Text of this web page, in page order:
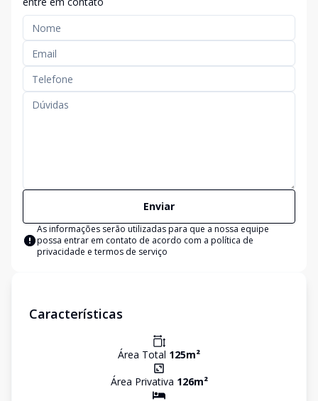
Enviar
As informações serão utilizadas para que a nossa equipe
possa entrar em contato de acordo com a política de
privacidade e termos de serviço
Características
Área Total 125m²
Área Privativa 126m²